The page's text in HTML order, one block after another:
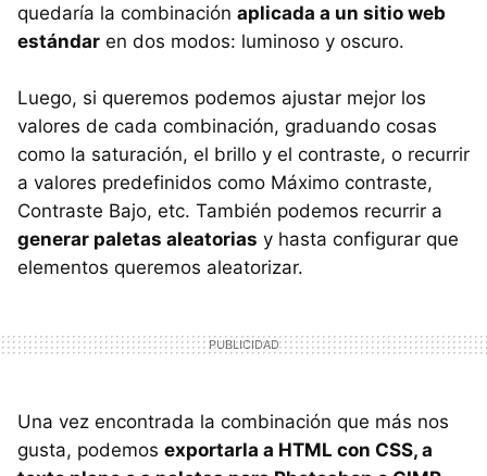
quedaría la combinación aplicada a un sitio web
estándar en dos modos: luminoso y oscuro.
Luego, si queremos podemos ajustar mejor los
valores de cada combinación, graduando cosas
como la saturación, el brillo y el contraste, o recurrir
a valores predefinidos como Máximo contraste,
Contraste Bajo, etc. También podemos recurrir a
generar paletas aleatorias y hasta configurar que
elementos queremos aleatorizar.
Una vez encontrada la combinación que más nos
gusta, podemos exportarla a HTML con CSS, a